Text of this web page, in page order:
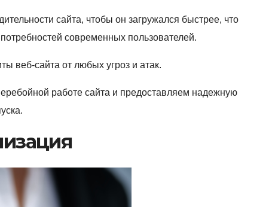
сайта, чтобы он загружался быстрее, что
современных пользователей.
веб-сайта от любых угроз и атак.
работе сайта и предоставляем надежную